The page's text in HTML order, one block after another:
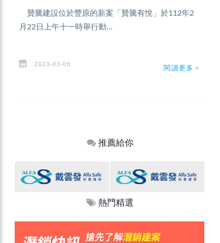
贊騰建設位於豐原的新案「贊騰有悅」於112年2
月22日上午十一時舉行動...
2023-03-06 閱讀更多＞
推薦給你
熱門精選